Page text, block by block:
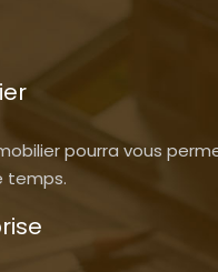
pourra vous
temps.